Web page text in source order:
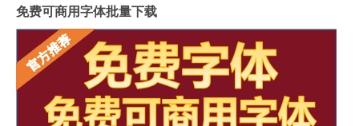
免费可商用字体批量下载